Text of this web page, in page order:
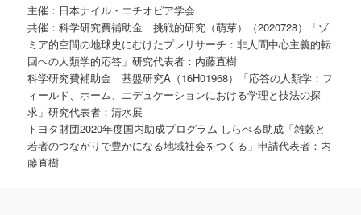
主催：日本ナイル・エチオピア学会
共催：科学研究費補助金 挑戦的研究（萌芽）（2020728）「ゾ
ミア的空間の地球史にむけたプレリサーチ：非人間中心主義的転
回への人類学的応答」研究代表者：内藤直樹
科学研究費補助金 基盤研究A（16H01968）「応答の人類学：フ
ィールド、ホーム、エデュケーションにおける学理と技法の探
求」研究代表者：清水展
トヨタ財団2020年度国内助成プログラム しらべる助成「雑穀と
若者のつながりで豊かになる地域社会をつくる」申請代表者：内
藤直樹